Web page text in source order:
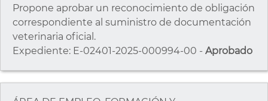
Propone aprobar un reconocimiento de obligación
correspondiente al suministro de documentación
veterinaria oficial.
Expediente: E-02401-2025-000994-00 - Aprobado